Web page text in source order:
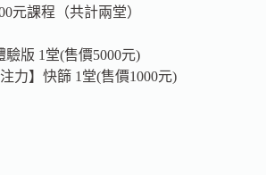
元課程（共計兩堂）
版 1堂(售價5000元)
力】快篩 1堂(售價1000元)